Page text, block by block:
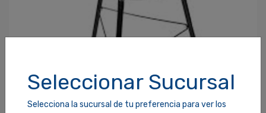
Seleccionar Sucursal
Selecciona la sucursal de tu preferencia para ver los